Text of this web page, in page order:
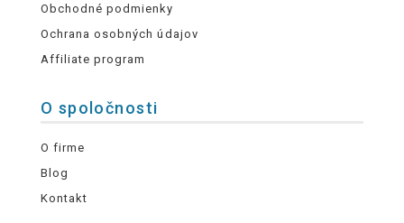
Obchodné podmienky
Ochrana osobných údajov
Affiliate program
O spoločnosti
O firme
Blog
Kontakt